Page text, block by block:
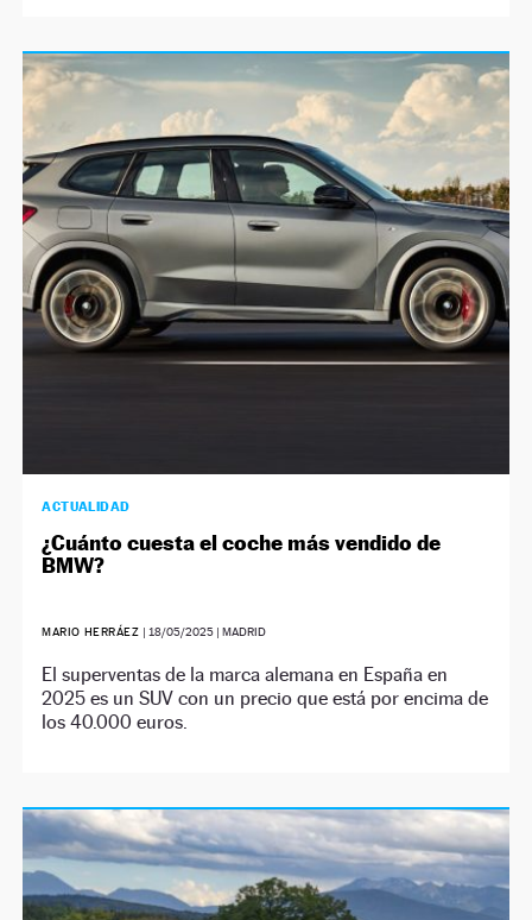
ACTUALIDAD
¿Cuánto cuesta el coche más vendido de
BMW?
MARIO HERRÁEZ | 18/05/2025 | MADRID
El superventas de la marca alemana en España en
2025 es un SUV con un precio que está por encima de
los 40.000 euros.